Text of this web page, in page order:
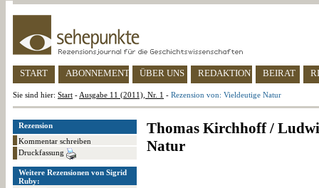
START ABONNEMENT ÜBER UNS REDAKTION BEIRAT
Sie sind hier: Start - Ausgabe 11 (2011), Nr. 1 - Rezension von: Vieldeutige Natur
Rezension
Kommentar schreiben
Druckfassung
Weitere Rezensionen von Sigrid
Ruby:
Thomas Kirchhoff /
Natur